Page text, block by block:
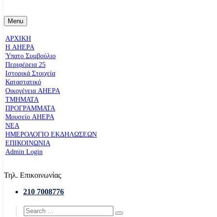
Menu
ΑΡΧΙΚΗ
Η AHEPA
Ύπατο Συµβούλιο
Περιφέρεια 25
Ιστορικά Στοιχεία
Καταστατικό
Οικογένεια AHEPA
ΤΜΗΜΑΤΑ
ΠΡΟΓΡΑΜΜΑΤΑ
Μουσείο AHEPA
ΝΕΑ
ΗΜΕΡΟΛΟΓΙΟ ΕΚΔΗΛΩΣΕΩΝ
ΕΠΙΚΟΙΝΩΝΙΑ
Admin Login
Τηλ. Επικοινωνίας
210 7008776